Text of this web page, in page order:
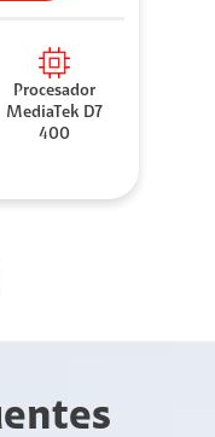
Procesador
MediaTek D7
400